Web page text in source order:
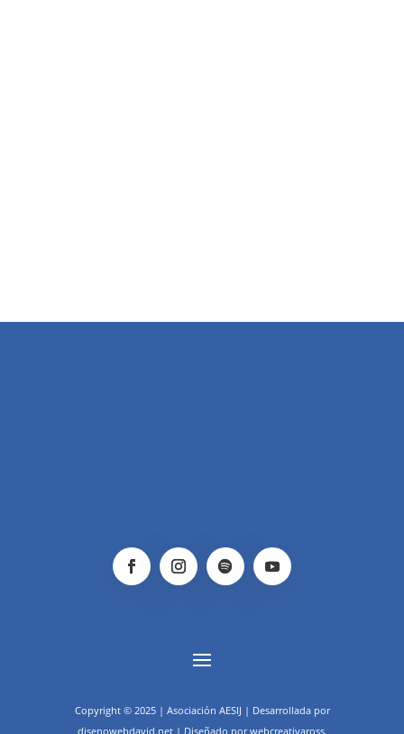
Copyright © 2025 | Asociación AESIJ | Desarrollada por
disenowebdavid.net | Diseñado por webcreativaross.